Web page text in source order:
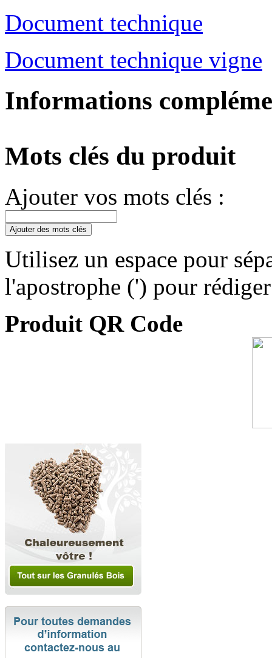
Document technique
Document technique vigne
Informations
Mots clés du produit
Ajouter vos mots clés :
Ajouter des mots clés
Utilisez un espace pour
l'apostrophe (') pour
Produit QR Code